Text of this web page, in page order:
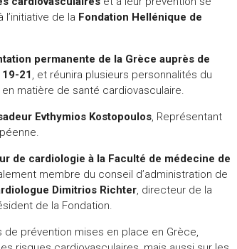
l’initiative de la Fondation Hellénique de
permanente de la Grèce auprès de
21, et réunira plusieurs personnalités du
matière de santé cardiovasculaire.
Evthymios Kostopoulos, Représentant
de cardiologie à la Faculté de médecine de
membre du conseil d’administration de
Dimitrios Richter, directeur de la
de la Fondation.
prévention mises en place en Grèce,